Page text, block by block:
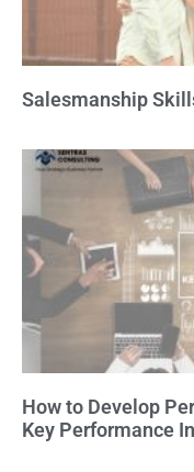
Salesmanship
How to Develop
Key Performance